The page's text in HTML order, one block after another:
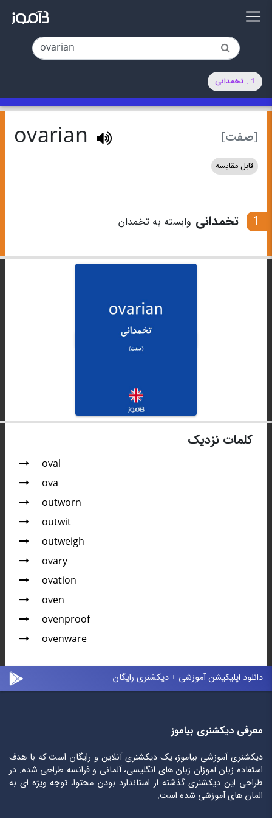
1 . تخمدانی
[صفت] ovarian
قابل مقایسه
1 تخمدانی وابسته به تخمدان
کلمات نزدیک
oval
ova
outworn
outwit
outweigh
ovary
ovation
oven
ovenproof
ovenware
دانلود اپلیکیشن آموزشی + دیکشنری رایگان
معرفی دیکشنری بیاموز
دیکشنری آموزشی بیاموز، یک دیکشنری آنلاین و رایگان است که با هدف
استفاده زبان آموزان زبان های انگلیسی، آلمانی و فرانسه طراحی شده. در
طراحی این دیکشنری گذشته از استاندارد بودن محتوا، توجه ویژه ای به
المان های آموزشی شده است.